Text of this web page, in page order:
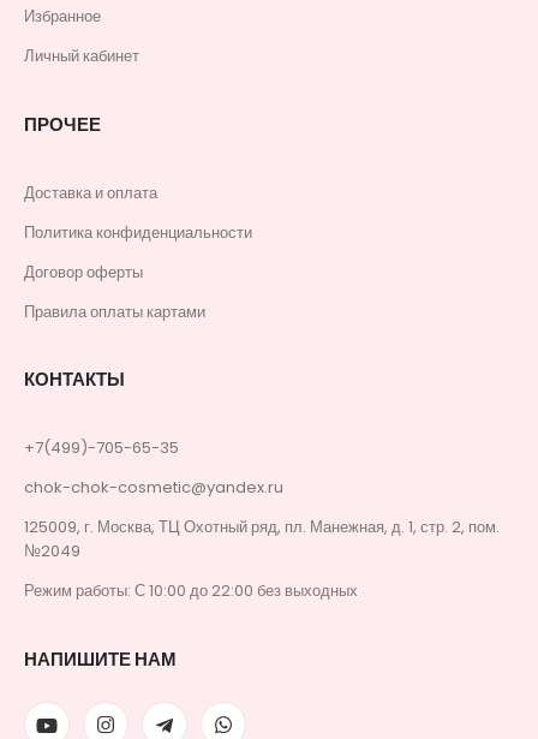
Избранное
Личный кабинет
ПРОЧЕЕ
Доставка и оплата
Политика конфиденциальности
Договор оферты
Правила оплаты картами
КОНТАКТЫ
+7(499)-705-65-35
chok-chok-cosmetic@yandex.ru
125009, г. Москва, ТЦ Охотный ряд, пл. Манежная, д. 1, стр. 2, пом.
№2049
Режим работы: С 10:00 до 22:00 без выходных
НАПИШИТЕ НАМ